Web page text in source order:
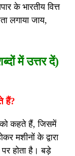
के भारतीय वित्त
लगाया जाय,
में उत्तर दें)
हैं?
को कहते हैं, जिसमें
मशीनों के द्वारा
होता है। बड़े